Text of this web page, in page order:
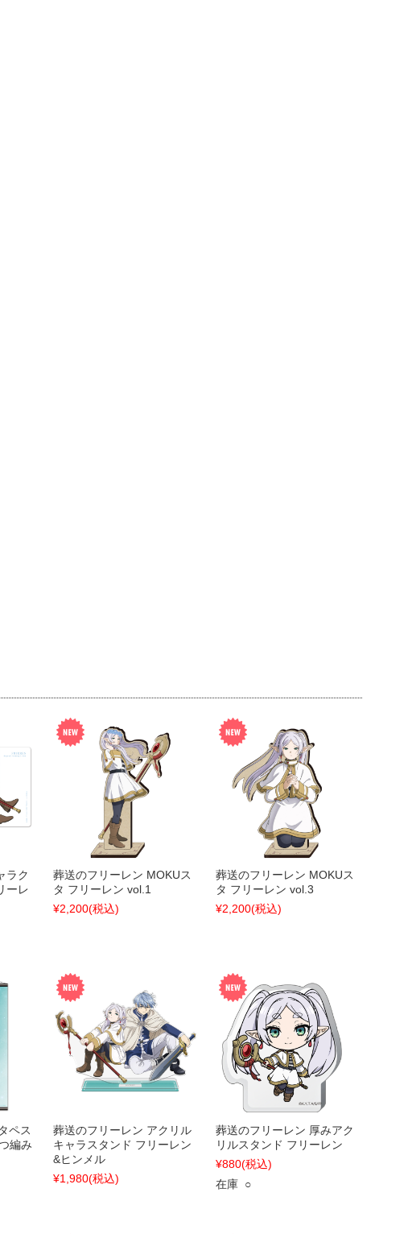
ラク
ーレ
葬送のフリーレン MOKUス
タ フリーレン vol.1
¥2,200(税込)
葬送のフリーレン MOKUス
タ フリーレン vol.3
¥2,200(税込)
ペス
編み
葬送のフリーレン アクリル
キャラスタンド フリーレン
&ヒンメル
¥1,980(税込)
葬送のフリーレン 厚みアク
リルスタンド フリーレン
¥880(税込)
在庫 ○